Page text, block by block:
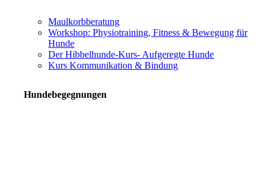
Maulkorbberatung
Workshop: Physiotraining, Fitness & Bewegung für
Hunde
Der Hibbelhunde-Kurs- Aufgeregte Hunde
Kurs Kommunikation & Bindung
Hundebegegnungen